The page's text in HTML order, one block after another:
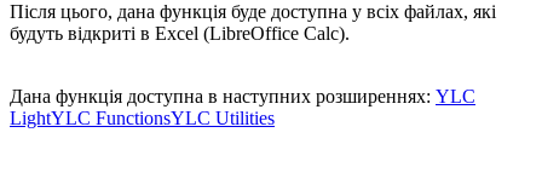
Після цього, дана функція буде доступна у всіх файлах, які
будуть відкриті в Excel (LibreOffice Calc).
Дана функція доступна в наступних розширеннях: YLC
LightYLC FunctionsYLC Utilities